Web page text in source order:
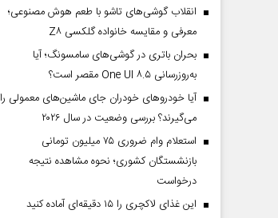
انقلاب گوشی‌های تاشو‌ با طعم هوش مصنوعی؛
معرفی و مقایسه خانواده گلکسی Z۸
بحران باتری در گوشی‌های سامسونگ؛ آیا
به‌روزرسانی One UI ۸.۵ مقصر است؟
آیا خودروهای خودران جای ماشین‌های معمولی را
می‌گیرند؟ بررسی وضعیت در سال ۲۰۲۶
استعلام وام ضروری ۷۵ میلیون تومانی
بازنشستگان کشوری؛ نحوه مشاهده نتیجه
درخواست
این غذای لاکچری را ۱۵ دقیقه‌ای آماده کنید